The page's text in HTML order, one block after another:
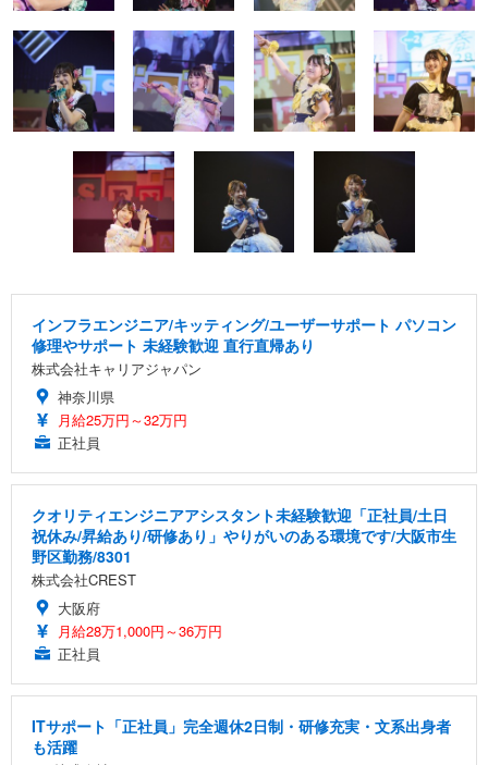
インフラエンジニア/キッティング/ユーザーサポート パソコン
修理やサポート 未経験歓迎 直行直帰あり
株式会社キャリアジャパン
神奈川県
月給25万円～32万円
正社員
クオリティエンジニアアシスタント未経験歓迎「正社員/土日
祝休み/昇給あり/研修あり」やりがいのある環境です/大阪市生
野区勤務/8301
株式会社CREST
大阪府
月給28万1,000円～36万円
正社員
ITサポート「正社員」完全週休2日制・研修充実・文系出身者
も活躍